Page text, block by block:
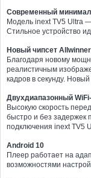
Современный
Модель inext TV5 Ultra —
Стильное устройство
Новый чипсет
Благодаря новому
реалистичным
кадров в секунду.
Двухдиапазонный
Высокую скорость
быстро и без задержек
подключения inext TV5
Android 10
Плеер работает на
возможностями